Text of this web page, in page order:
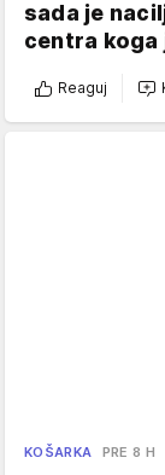
sada je
centra koga
Reaguj
KOŠARKA PRE 8 H